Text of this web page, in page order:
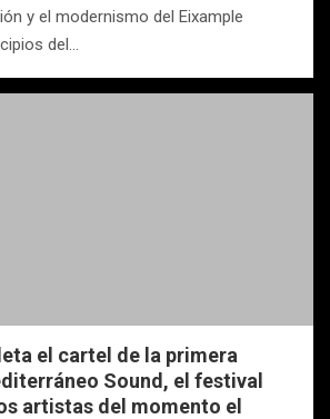
y el modernismo del Eixample
del…
el cartel de la primera
Sound, el festival
artistas del momento el